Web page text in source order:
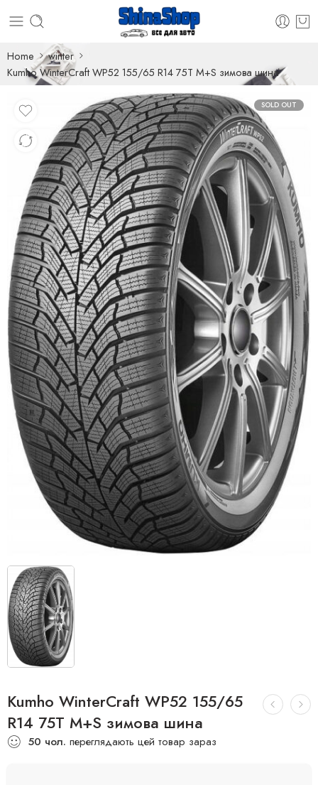
Home
winter
Kumho WinterCraft WP52 155/65 R14 75T M+S зимова шина
SOLD OUT
Kumho WinterCraft WP52 155/65
R14 75T M+S зимова шина
50 чол. переглядають цей товар зараз